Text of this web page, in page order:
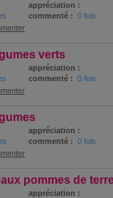
appréciation :
commenté : 0 fois
verts
appréciation :
commenté : 0 fois
appréciation :
commenté : 0 fois
pommes de
appréciation :